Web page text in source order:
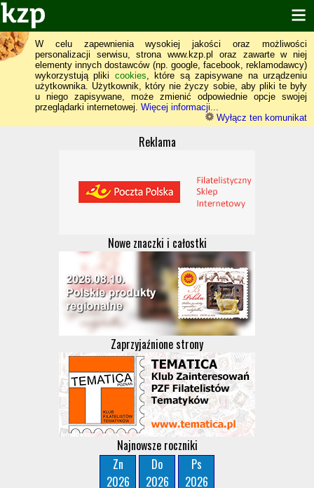
W celu zapewnienia wysokiej jakości oraz możliwości
personalizacji serwisu, strona www.kzp.pl oraz zawarte w niej
elementy innych dostawców (np. google, facebook, reklamodawcy)
wykorzystują pliki cookies, które są zapisywane na urządzeniu
użytkownika. Użytkownik, który nie życzy sobie, aby pliki te były
u niego zapisywane, może zmienić odpowiednie opcje swojej
przeglądarki internetowej. Więcej informacji...
Wyłącz ten komunikat
Reklama
Nowe znaczki i całostki
Zaprzyjaźnione strony
Najnowsze roczniki
Zn
2026
Do
2026
Ps
2026